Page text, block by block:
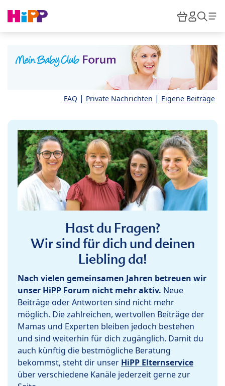
HiPP
FAQ | Private Nachrichten | Eigene Beiträge
Hast du Fragen?
Wir sind für dich und deinen
Liebling da!
Nach vielen gemeinsamen Jahren betreuen wir
unser HiPP Forum nicht mehr aktiv. Neue
Beiträge oder Antworten sind nicht mehr
möglich. Die zahlreichen, wertvollen Beiträge der
Mamas und Experten bleiben jedoch bestehen
und sind weiterhin für dich zugänglich. Damit du
auch künftig die bestmögliche Beratung
bekommst, steht dir unser HiPP Elternservice
über verschiedene Kanäle jederzeit gerne zur